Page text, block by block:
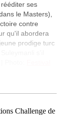
ses
le Masters),
contre
qu'il abordera
prodige turc
Challenge de